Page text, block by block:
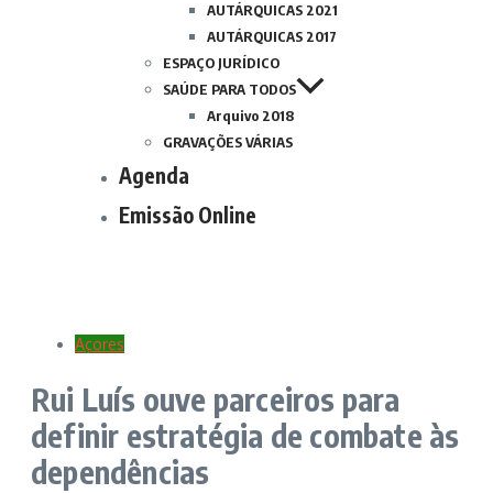
AUTÁRQUICAS 2021
AUTÁRQUICAS 2017
ESPAÇO JURÍDICO
SAÚDE PARA TODOS
Arquivo 2018
GRAVAÇÕES VÁRIAS
Agenda
Emissão Online
Açores
Rui Luís ouve parceiros para
definir estratégia de combate às
dependências